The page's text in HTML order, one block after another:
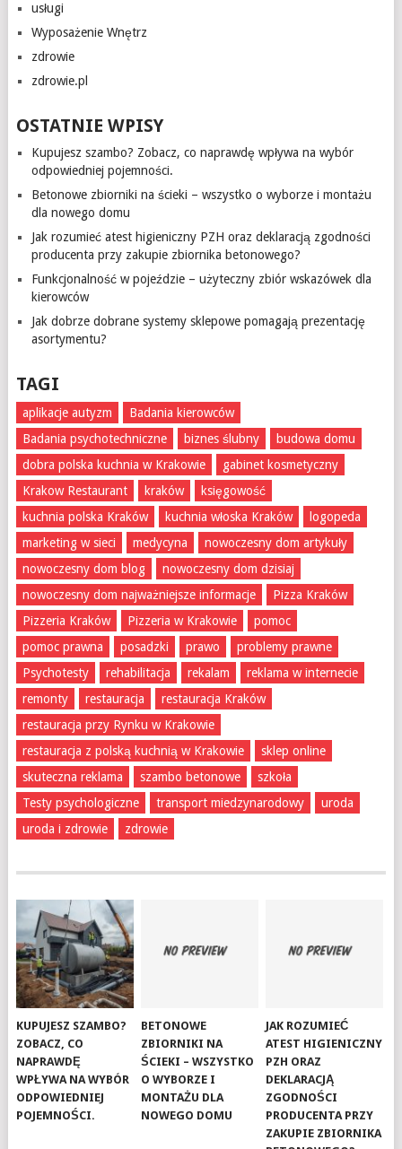
usługi
Wyposażenie Wnętrz
zdrowie
zdrowie.pl
OSTATNIE WPISY
Kupujesz szambo? Zobacz, co naprawdę wpływa na wybór
odpowiedniej pojemności.
Betonowe zbiorniki na ścieki – wszystko o wyborze i montażu
dla nowego domu
Jak rozumieć atest higieniczny PZH oraz deklaracją zgodności
producenta przy zakupie zbiornika betonowego?
Funkcjonalność w pojeździe – użyteczny zbiór wskazówek dla
kierowców
Jak dobrze dobrane systemy sklepowe pomagają prezentację
asortymentu?
TAGI
aplikacje autyzm
Badania kierowców
Badania psychotechniczne
biznes ślubny
budowa domu
dobra polska kuchnia w Krakowie
gabinet kosmetyczny
Krakow Restaurant
kraków
księgowość
kuchnia polska Kraków
kuchnia włoska Kraków
logopeda
marketing w sieci
medycyna
nowoczesny dom artykuły
nowoczesny dom blog
nowoczesny dom dzisiaj
nowoczesny dom najważniejsze informacje
Pizza Kraków
Pizzeria Kraków
Pizzeria w Krakowie
pomoc
pomoc prawna
posadzki prawo
problemy prawne
Psychotesty
rehabilitacja rekalam
reklama w internecie
remonty
restauracja
restauracja Kraków
restauracja przy Rynku w Krakowie
restauracja z polską kuchnią w Krakowie
sklep online
skuteczna reklama
szambo betonowe
szkoła
Testy psychologiczne
transport miedzynarodowy
uroda
uroda i zdrowie
zdrowie
KUPUJESZ SZAMBO?
ZOBACZ, CO
NAPRAWDĘ
WPŁYWA NA WYBÓR
ODPOWIEDNIEJ
POJEMNOŚCI.
BETONOWE
ZBIORNIKI NA
ŚCIEKI – WSZYSTKO
O WYBORZE I
MONTAŻU DLA
NOWEGO DOMU
JAK ROZUMIEĆ
ATEST HIGIENICZNY
PZH ORAZ
DEKLARACJĄ
ZGODNOŚCI
PRODUCENTA PRZY
ZAKUPIE ZBIORNIKA